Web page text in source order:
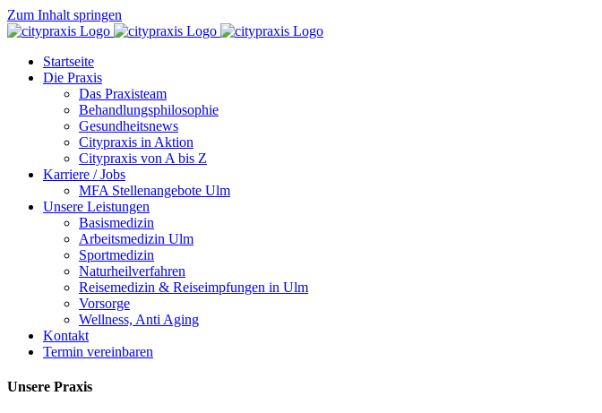
Zum Inhalt springen
Startseite
Die Praxis
Das Praxisteam
Behandlungsphilosophie
Gesundheitsnews
Citypraxis in Aktion
Citypraxis von A bis Z
Karriere / Jobs
MFA Stellenangebote Ulm
Unsere Leistungen
Basismedizin
Arbeitsmedizin Ulm
Sportmedizin
Naturheilverfahren
Reisemedizin & Reiseimpfungen in Ulm
Vorsorge
Wellness, Anti Aging
Kontakt
Termin vereinbaren
Unsere Praxis